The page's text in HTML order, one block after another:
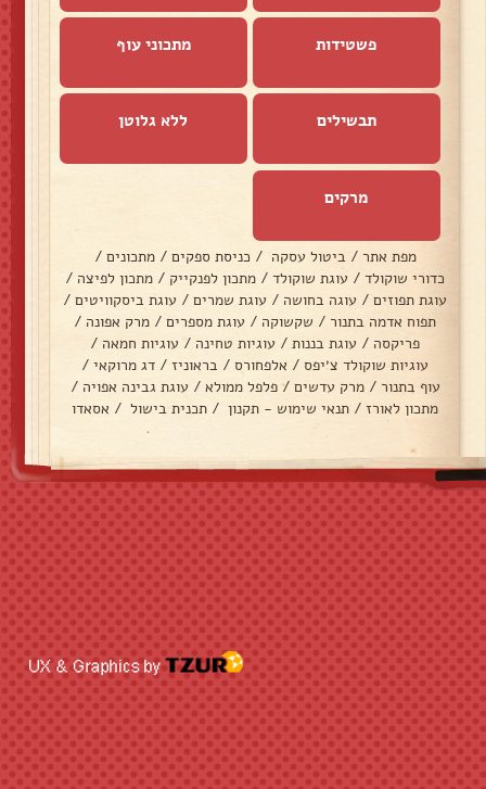
פשטידות מתכוני עוף
תבשילים ללא גלוטן
מרקים
מפת אתר / ביטול עסקה / כניסת ספקים / מתכונים /
כדורי שוקולד / עוגת שוקולד / מתכון לפנקייק / מתכון לפיצה /
עוגת תפוזים / עוגה בחושה / עוגת שמרים / עוגת ביסקוויטים /
תפוח אדמה בתנור / שקשוקה / עוגת מספרים / מרק אפונה /
פריקסה / עוגת בננות / עוגיות טחינה / עוגיות חמאה /
עוגיות שוקולד צ׳יפס / אלפחורס / בראוניז / דג מרוקאי /
עוף בתנור / מרק עדשים / פלפל ממולא / עוגת גבינה אפויה /
מתכון לאורז / תנאי שימוש - תקנון / תכנית בישול / אסאדו